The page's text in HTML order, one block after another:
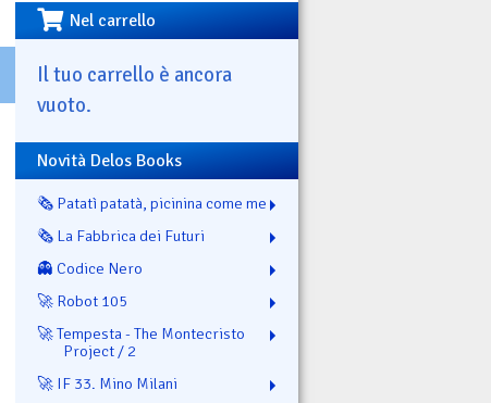
Nel carrello
Il tuo carrello è ancora
vuoto.
Novità Delos Books
🗞️ Patatì patatà, picinina come me
🗞️ La Fabbrica dei Futuri
👻 Codice Nero
🚀 Robot 105
🚀 Tempesta - The Montecristo
Project / 2
🚀 IF 33. Mino Milani